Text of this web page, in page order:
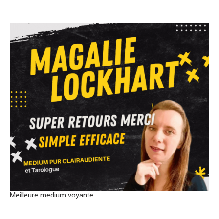
Les anges gardiens jouent également un rôle essentiel dans
notre développement personnel et spirituel. En étant à
l’écoute de leurs conseils et de leur sagesse, on peut
approfondir notre compréhension de nous-mêmes et des
autres, et ainsi progresser sur notre chemin de vie. Les anges
gardiens sont là pour nous rappeler l’importance de l’amour,
de la compassion et de la gratitude, valeurs fondamentales
de la spiritualité.
De nombreuses personnes se tournent vers l’angéologie et
les pratiques ésotériques pour trouver des réponses à leurs
questions existentielles et mieux comprendre leur place dans
l’univers. Les anges gardiens, avec leur présence bienveillante
et leur lumière divine, sont là pour nous guider dans cette
Meilleure medium voyante